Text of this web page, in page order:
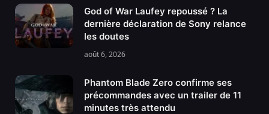
God of War Laufey repoussé ? La
dernière déclaration de Sony relance
les doutes
août 6, 2026
Phantom Blade Zero confirme ses
précommandes avec un trailer de 11
minutes très attendu